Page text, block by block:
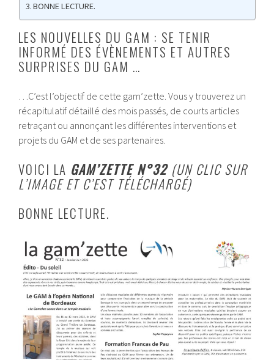
BONNE LECTURE.
LES NOUVELLES DU GAM : SE TENIR
INFORMÉ DES ÉVÈNEMENTS ET AUTRES
SURPRISES DU GAM …
…C’est l’objectif de cette gam’zette. Vous y trouverez un
récapitulatif détaillé des mois passés, de courts articles
retraçant ou annonçant les différentes interventions et
projets du GAM et de ses partenaires.
VOICI LA GAM’ZETTE N°32 (UN CLIC SUR
L’IMAGE ET C’EST TÉLÉCHARGÉ)
BONNE LECTURE.